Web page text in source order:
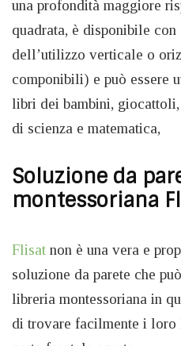
una profondità maggiore
quadrata, è disponibile
dell’utilizzo verticale o
componibili) e può essere
libri dei bambini,
di scienza e matematica,
Soluzione da
montessoriana
Flisat non è una vera e
soluzione da parete che
libreria montessoriana in
di trovare facilmente i